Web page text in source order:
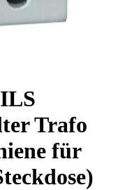
Trafo
für